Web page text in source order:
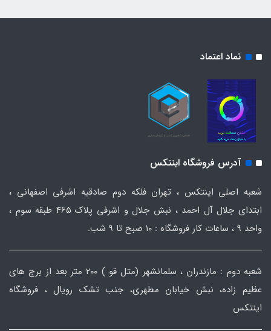
نماد اعتماد
آدرس فروشگاه اینتکس
شعبه اصلی اینتکس ، تهران فلکه دوم صادقیه اشرفی اصفهانی ،
ابتدای جلال آل احمد ، نبش جلال و اشرفی پلاک 465 طبقه سوم ،
واحد ۹ ، ساعات کار فروشگاه : ۱۰ صبح تا ۹ شب.
شعبه دوم : مازندران ، سلمانشهر (متل قو ) ۲۰۰ متر بعد از برج های
عظیم زاده، نبش خیابان مطهری، جنب تشک رویال ، فروشگاه
اینتکس